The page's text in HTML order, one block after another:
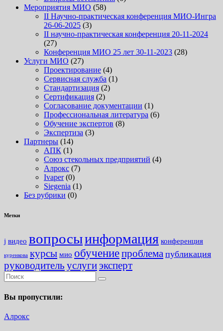
Мероприятия МИО (58)
II Научно-практическая конференция МИО-Ингра
26-06-2025 (3)
II научно-практическая конференция 20-11-2024
(27)
Конференция МИО 25 лет 30-11-2023 (28)
Услуги МИО (27)
Проектирование (4)
Сервисная служба (1)
Стандартизация (2)
Сертификация (2)
Согласование документации (1)
Профессиональная литература (6)
Обучение экспертов (8)
Экспертиза (3)
Партнеры (14)
АПК (1)
Союз стекольных предприятий (4)
Алрокс (7)
Ivaper(0)
Siegenia (1)
Без рубрики (0)
Метки
j видео вопросыинформация конференция
куренкова курсы мио обучениепроблема публикация
руководитель услуги эксперт
Вы пропустили:
Алрокс